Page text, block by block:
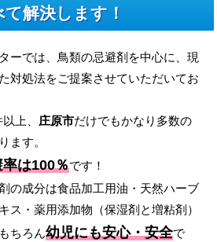
て解決します！
ーでは、鳥類の忌避剤を中心に、現
対処法をご提案させていただいてお
上、 庄原市だけでもかなり多数の
ます。
率は100％です！
の成分は食品加工用油・天然ハーブ
ス・薬用添加物（保湿剤と増粘剤）
ちろん幼児にも安心・安全で